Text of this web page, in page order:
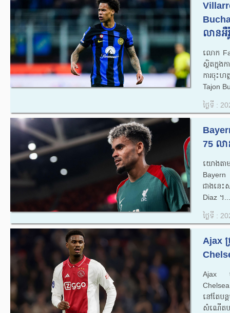
លាន​អឺ
លោក
ស្ថិតក្នុង
ការចុះហ
Tajon
ថ្ងៃទី :
75 លា
យោងតា
ជាងនេះ
Diaz ។...
ថ្ងៃទី :
Ajax
Ajax បា
Chelsea
នៅតែបន្
សំណើតប